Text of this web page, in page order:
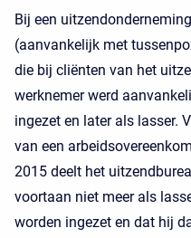
Bij een
(aanvankelijk met
die bij cliënten van het
werknemer werd
ingezet en later als lasser.
van een
2015 deelt het
voortaan niet meer als
worden ingezet en dat hij